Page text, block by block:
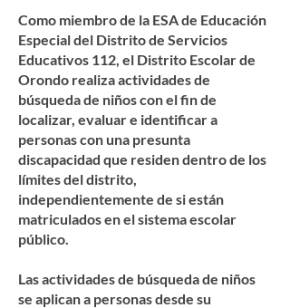
Como miembro de la ESA de Educación
Especial del Distrito de Servicios
Educativos 112, el Distrito Escolar de
Orondo realiza actividades de
búsqueda de niños con el fin de
localizar, evaluar e identificar a
personas con una presunta
discapacidad que residen dentro de los
límites del distrito,
independientemente de si están
matriculados en el sistema escolar
público.
Las actividades de búsqueda de niños
se aplican a personas desde su